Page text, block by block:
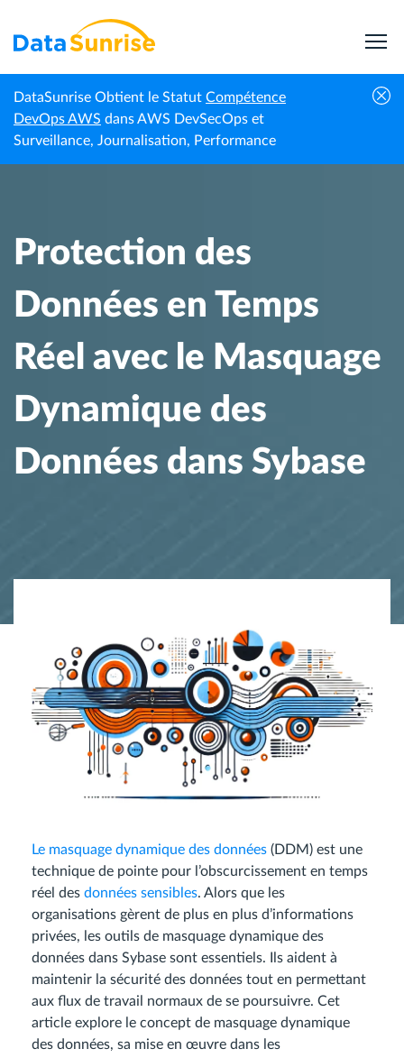
DataSunrise Obtient le Statut Compétence
DevOps AWS dans AWS DevSecOps et
Surveillance, Journalisation, Performance
Accueil
Centre de
connaissances
Protection des Données en Temps Réel avec le
Masquage Dynamique des Données dans
Sybase
Protection des
Données en Temps
Réel avec le Masquage
Dynamique des
Données dans Sybase
Le masquage dynamique des données (DDM) est une
technique de pointe pour l’obscurcissement en temps
réel des données sensibles. Alors que les
organisations gèrent de plus en plus d’informations
privées, les outils de masquage dynamique des
données dans Sybase sont essentiels. Ils aident à
maintenir la sécurité des données tout en permettant
aux flux de travail normaux de se poursuivre. Cet
article explore le concept de masquage dynamique
des données, sa mise en œuvre dans les